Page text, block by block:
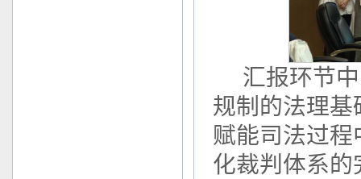
汇报环节
规制的法理
赋能司法过
化裁判体系的